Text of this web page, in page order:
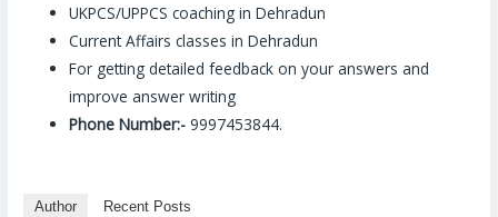
UKPCS/UPPCS coaching in Dehradun
Current Affairs classes in Dehradun
For getting detailed feedback on your answers and
improve answer writing
Phone Number:- 9997453844.
Author Recent Posts